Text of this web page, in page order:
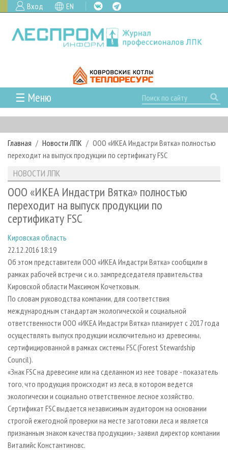
Вход EN
☰ Меню
ГЛАВНАЯ
РУБРИКИ И ТЕМЫ
РУБРИКИ ЖУРНАЛА
ЛЕСОЗАГОТОВКА
ЛЕСОПИЛЕНИЕ
ДЕРЕВООБРАБОТКА
СУШКА ДРЕВЕСИНЫ
ПРОИЗВОДСТВО ДРЕВЕСНЫХ ПЛИТ
ДЕРЕВЯННОЕ ДОМОСТРОЕНИЕ
ПРОИЗВОДСТВО МЕБЕЛИ
БИОЭНЕРГЕТИКА
ЦБП
ИНСТРУМЕНТ И МАТЕРИАЛЫ
НОВОСТИ
НОВОСТИ ЛПК
НОВОСТИ ЖУРНАЛА
НОВОСТИ КОМПАНИЙ
ПРОЕКТЫ ЛПИ
АНАЛИТИКА
ПРЕДПРИЯТИЯ ЛПК
ЛЕСНЫЕ РЕГИОНЫ РОССИИ
ПЕРСОНЫ
МОБИЛЬНЫЕ ВЫСТАВКИ
ОФИЦИАЛЬНЫЕ ДЕЛЕГАЦИИ
ПРИОРИТЕТНЫЕ ИНВЕСТПРОЕКТЫ
RUSSIAN FORESTRY REVIEW
ГАЗЕТА ЛЕСПРОМФОРУМ
БИБЛИОТЕКА СПЕЦИАЛИСТА
АРХИВ
АРХИВ ЖУРНАЛОВ
СТАТЬИ
О ЖУРНАЛЕ
ПОДПИСКА
КОНТАКТЫ
РЕКЛАМОДАТЕЛЯМ
РЕКЛАМА
РЕКЛАМА НА САЙТЕ
Главная Новости ЛПК
ООО «ИКЕА Индастри Вятка» полностью
переходит на выпуск продукции по сертификату FSC
НОВОСТИ ЛПК
ООО «ИКЕА Индастри Вятка» полностью
переходит на выпуск продукции по
сертификату FSC
Кировская область
22.12.2016 18:19
Об этом представители ООО «ИКЕА Индастри Вятка» сообщили в
рамках рабочей встречи с и.о. зампредседателя правительства
Кировской области Максимом Кочетковым.
По словам руководства компании, для соответствия
международным стандартам экологической и социальной
ответственности ООО «ИКЕА Индастри Вятка» планирует с 2017 года
осуществлять выпуск продукции исключительно из древесины,
сертифицированной в рамках системы FSC (Forest Stewardship
Council).
«Знак FSC на древесине или на сделанном из нее товаре - показатель
того, что продукция происходит из леса, в котором ведется
экологически и социально ответственное лесное хозяйство.
Сертификат FSC выдается независимым аудитором на основании
строгой ежегодной проверки на месте заготовки леса и является
признанным знаком качества продукции»,- заявил директор компании
Виталийс Константиновс.